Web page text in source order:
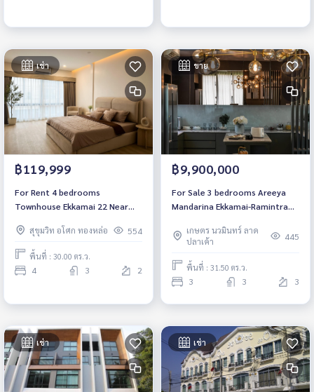
เช่า
฿119,999
For Rent 4 bedrooms
Townhouse Ekkamai 22 Near
Ready to move in
สุขุมวิท อโศก ทองหล่อ 554
พื้นที่ : 30.00 ตร.ว.
4 3 2
ขาย
฿9,900,000
For Sale 3 bedrooms Areeya
Mandarina Ekkamai-Ramintra
Ramintra-At Narong
Expressway Ready to move in
เกษตร นวมินทร์ ลาด
ปลาเค้า
445
พื้นที่ : 31.50 ตร.ว.
3 3 3
เช่า เช่า